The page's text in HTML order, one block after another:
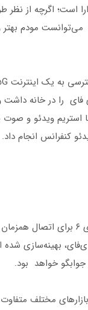
است؛ اگرچه از نظر
می‌توانست مودم
فای را در خانه داشت
استریم ویدئو و
کنفرانس
به‌ویژه اینکه وای فای ۶ برای
بهینه‌سازی شده
خواهد بود.
مختلف